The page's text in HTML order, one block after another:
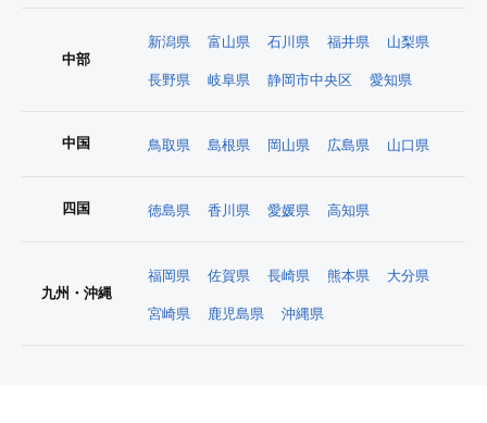
中部
新潟県 富山県 石川県 福井県 山梨県
長野県 岐阜県 静岡市中央区 愛知県
中国 鳥取県 島根県 岡山県 広島県 山口県
四国 徳島県 香川県 愛媛県 高知県
九州・沖縄
福岡県 佐賀県 長崎県 熊本県 大分県
宮崎県 鹿児島県 沖縄県